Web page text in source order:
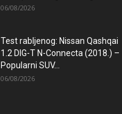
06/08/2026
Test rabljenog: Nissan Qashqai
1.2 DIG-T N-Connecta (2018.) –
Popularni SUV...
06/08/2026